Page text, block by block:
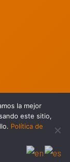
RESERVADOS.
la mejor
este sitio,
Política de